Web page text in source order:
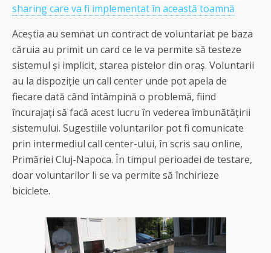
sharing care va fi implementat în această toamnă
Aceștia au semnat un contract de voluntariat pe baza
căruia au primit un card ce le va permite să testeze
sistemul și implicit, starea pistelor din oraș. Voluntarii
au la dispoziție un call center unde pot apela de
fiecare dată când întâmpină o problemă, fiind
încurajați să facă acest lucru în vederea îmbunătățirii
sistemului. Sugestiile voluntarilor pot fi comunicate
prin intermediul call center-ului, în scris sau online,
Primăriei Cluj-Napoca. În timpul perioadei de testare,
doar voluntarilor li se va permite să închirieze
biciclete.